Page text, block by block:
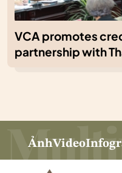
VCA promotes
partnership with
ẢnhVideo